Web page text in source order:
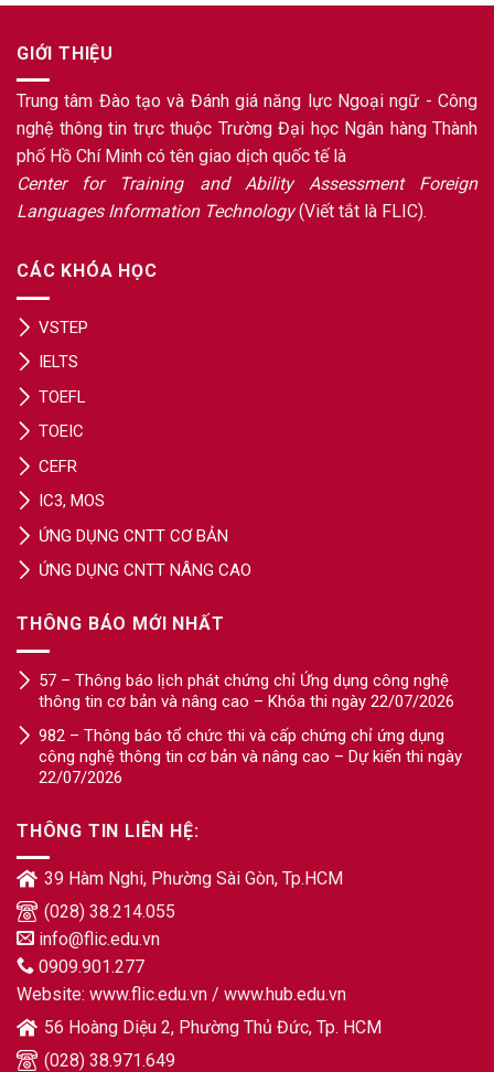
GIỚI THIỆU
Trung tâm Đào tạo và Đánh giá năng lực Ngoại ngữ - Công
nghệ thông tin trực thuộc Trường Đại học Ngân hàng Thành
phố Hồ Chí Minh có tên giao dịch quốc tế là
Center for Training and Ability Assessment Foreign
Languages Information Technology(Viết tắt là FLIC).
CÁC KHÓA HỌC
VSTEP
ỨNG DỤNG CNTT CƠ BẢN
ỨNG DỤNG CNTT NÂNG CAO
IC3, MOS
IELTS
TOEFL
TOEIC
CEFR
THÔNG BÁO MỚI NHẤT
57 – Thông báo lịch phát chứng chỉ Ứng dụng công nghệ
thông tin cơ bản và nâng cao – Khóa thi ngày 22/07/2026
982 – Thông báo tổ chức thi và cấp chứng chỉ ứng dụng
công nghệ thông tin cơ bản và nâng cao – Dự kiến thi ngày
22/07/2026
THÔNG TIN LIÊN HỆ:
39 Hàm Nghi, Phường Sài Gòn, Tp.HCM
(028) 38.214.055
info@flic.edu.vn
0909.901.277
Website: www.flic.edu.vn / www.hub.edu.vn
56 Hoàng Diệu 2, Phường Thủ Đức, Tp. HCM
(028) 38.971.649